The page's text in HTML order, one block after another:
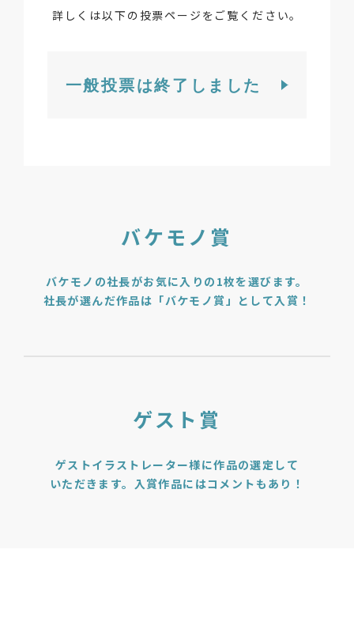
詳しくは以下の投票ページを ご覧ください。
一般投票は終了しました
バケモノ賞
バケモノの社長がお気に入りの1枚を選びます。
社長が選んだ作品は 「バケモノ賞」として入賞！
ゲスト賞
ゲストイラストレーター様に作品の選定して
いただきます。入賞作品にはコメントもあり！